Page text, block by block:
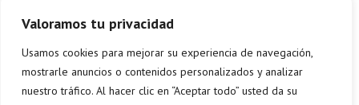
Valoramos tu privacidad
Usamos cookies para mejorar su experiencia de navegación,
mostrarle anuncios o contenidos personalizados y analizar
nuestro tráfico. Al hacer clic en “Aceptar todo” usted da su